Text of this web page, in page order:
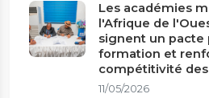
Les académies
l'Afrique de
signent un pacte
formation et
compétitivité
11/05/2026